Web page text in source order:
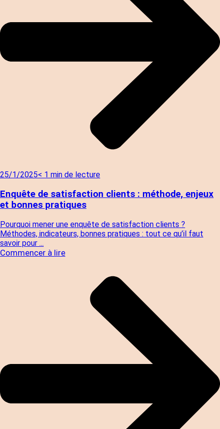
25/1/2025< 1 min de lecture
Enquête de satisfaction clients : méthode, enjeux
et bonnes pratiques
Pourquoi mener une enquête de satisfaction clients ?
Méthodes, indicateurs, bonnes pratiques : tout ce qu’il faut
savoir pour ...
Commencer à lire